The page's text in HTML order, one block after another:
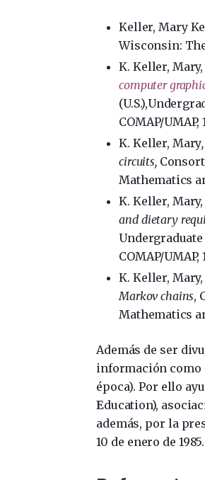
Keller, Mary
Wisconsin:
K. Keller, Mary,
computer
COMAP/UMAP,
K. Keller, Mary
circuits,
Mathematics
K. Keller,
and dietary
COMAP/UMAP,
K. Keller, Mary,
Markov chains,
Mathematics
Además de ser
información como
época). Por ello
Education),
además, por la
10 de enero de 1985.